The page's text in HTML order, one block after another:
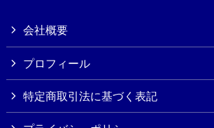
会社概要
プロフィール
特定商取引法に基づく表記